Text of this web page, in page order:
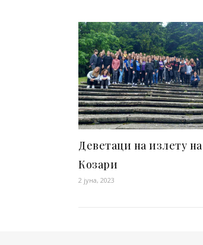
Деветаци на излету на
Козари
2 јуна, 2023